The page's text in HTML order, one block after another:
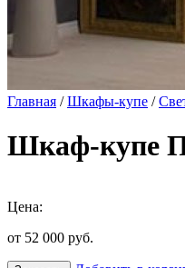
Главная /Шкафы-купе /
Шкаф-купе
Цена:
от 52 000 руб.